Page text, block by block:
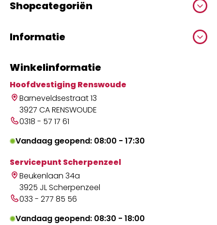
Shopcategoriën
Informatie
Winkelinformatie
Hoofdvestiging Renswoude
Barneveldsestraat 13
3927 CA RENSWOUDE
0318 - 57 17 61
Vandaag geopend: 08:00 - 17:30
Servicepunt Scherpenzeel
Beukenlaan 34a
3925 JL Scherpenzeel
033 - 277 85 56
Vandaag geopend: 08:30 - 18:00